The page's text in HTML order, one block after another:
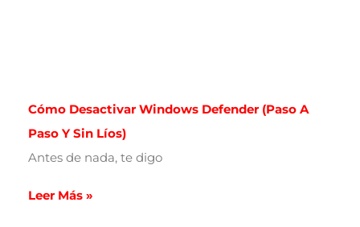
Cómo Desactivar Windows Defender (paso A
Paso Y Sin Líos)
Antes de nada, te digo
Leer Más »